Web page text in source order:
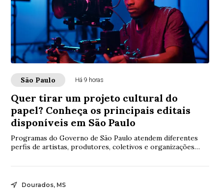
São Paulo Há 9 horas
Quer tirar um projeto cultural do
papel? Conheça os principais editais
disponíveis em São Paulo
Programas do Governo de São Paulo atendem diferentes
perfis de artistas, produtores, coletivos e organizações
Dourados, MS